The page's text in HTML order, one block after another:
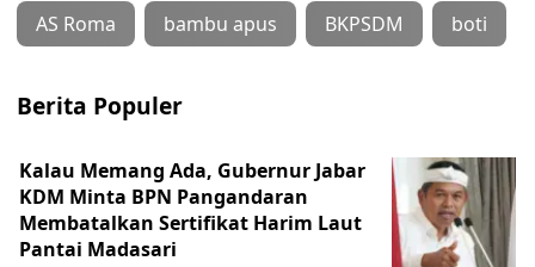
AS Roma bambu apus BKPSDM boti
Berita Populer
Kalau Memang Ada, Gubernur Jabar
KDM Minta BPN Pangandaran
Membatalkan Sertifikat Harim Laut
Pantai Madasari